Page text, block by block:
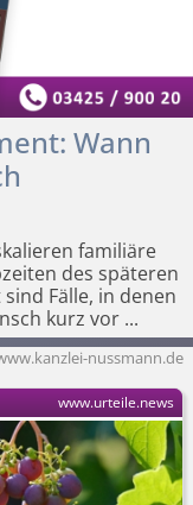
Wann
familiäre
des späteren
Fälle, in denen
kurz vor...
nussmann.de
www.urteile.news